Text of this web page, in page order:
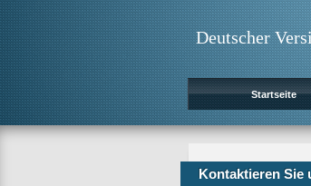
Deutscher
Startseite
Kontaktieren Sie